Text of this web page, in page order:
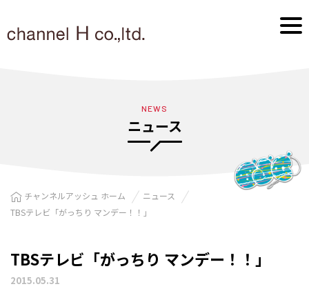
NEWS
ニュース
チャンネルアッシュ ホーム
ニュース
TBSテレビ「がっちり マンデー！！」
TBSテレビ「がっちり マンデー！！」
2015.05.31